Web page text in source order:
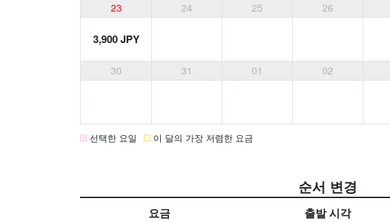
23 24 25 26
3,900 JPY
30 31 01 02
선택한 요일 이 달의 가장 저렴한 요금
순서 변경
요금 출발 시각